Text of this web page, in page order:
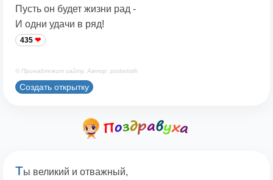
Пусть он будет жизни рад -
И одни удачи в ряд!
435
© Принадлежит сайту. Автор: podaristih
Создать открытку
Ты великий и отважный,